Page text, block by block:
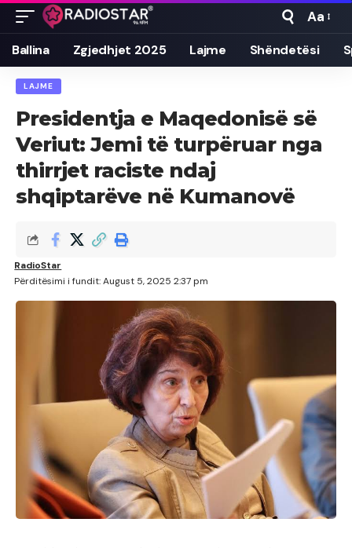
Font
Resizer
Aa
Ballina Zgjedhjet 2025 Lajme Shëndetësi
LAJME
Presidentja e Maqedonisë së
Veriut: Jemi të turpëruar nga
thirrjet raciste ndaj
shqiptarëve në Kumanovë
Përditësimi i fundit: August 5, 2025 2:37 pm
RadioStar